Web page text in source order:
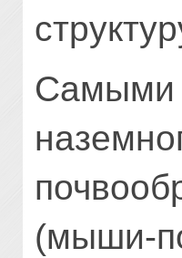
Самыми
(мыши-